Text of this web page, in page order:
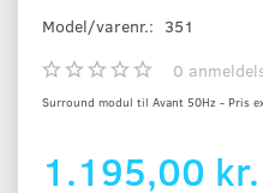
Model/varenr.: 351
0
Surround modul til Avant 50Hz - Pris
1.195,00 kr.